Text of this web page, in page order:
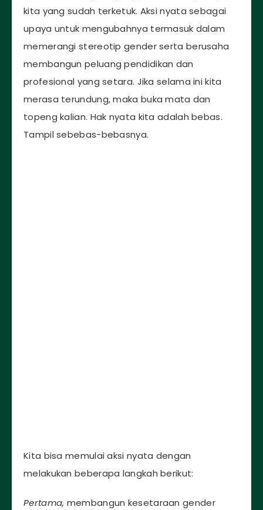
kita yang sudah terketuk. Aksi nyata sebagai
upaya untuk mengubahnya termasuk dalam
memerangi stereotip gender serta berusaha
membangun peluang pendidikan dan
profesional yang setara. Jika selama ini kita
merasa terundung, maka buka mata dan
topeng kalian. Hak nyata kita adalah bebas.
Tampil sebebas-bebasnya.
Kita bisa memulai aksi nyata dengan
melakukan beberapa langkah berikut:
Pertama, membangun kesetaraan gender